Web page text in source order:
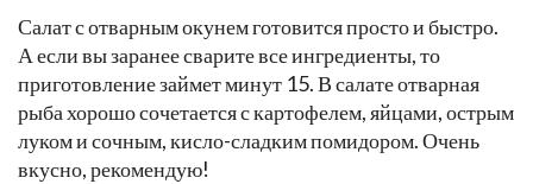
Салат с отварным окунем готовится просто и быстро.
А если вы заранее сварите все ингредиенты, то
приготовление займет минут 15. В салате отварная
рыба хорошо сочетается с картофелем, яйцами, острым
луком и сочным, кисло-сладким помидором. Очень
вкусно, рекомендую!